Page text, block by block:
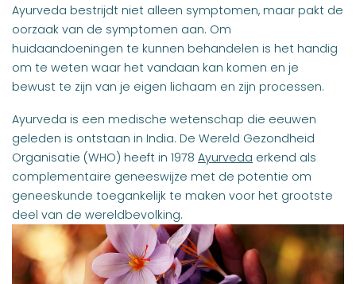
Ayurveda bestrijdt niet alleen symptomen, maar pakt de
oorzaak van de symptomen aan. Om
huidaandoeningen te kunnen behandelen is het handig
om te weten waar het vandaan kan komen en je
bewust te zijn van je eigen lichaam en zijn processen.
Ayurveda is een medische wetenschap die eeuwen
geleden is ontstaan in India. De Wereld Gezondheid
Organisatie (WHO) heeft in 1978 Ayurveda erkend als
complementaire geneeswijze met de potentie om
geneeskunde toegankelijk te maken voor het grootste
deel van de wereldbevolking.